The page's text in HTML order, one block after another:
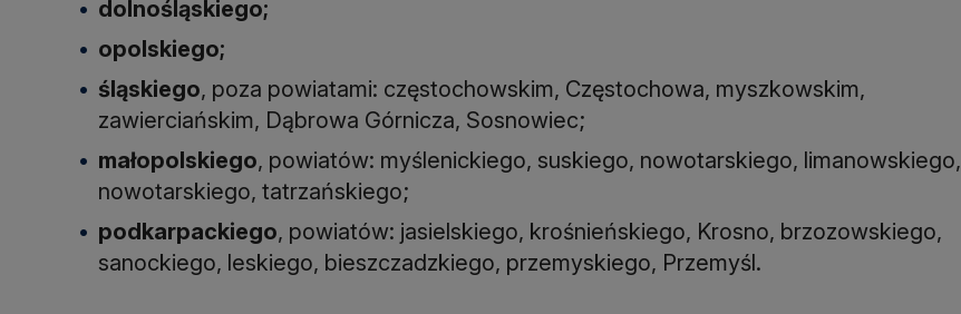
dolnośląskiego;
opolskiego;
śląskiego, poza powiatami: częstochowskim, Częstochowa, myszkowskim,
zawierciańskim, Dąbrowa Górnicza, Sosnowiec;
małopolskiego, powiatów: myślenickiego, suskiego, nowotarskiego, limanowskiego,
nowotarskiego, tatrzańskiego;
podkarpackiego, powiatów: jasielskiego, krośnieńskiego, Krosno, brzozowskiego,
sanockiego, leskiego, bieszczadzkiego, przemyskiego, Przemyśl.